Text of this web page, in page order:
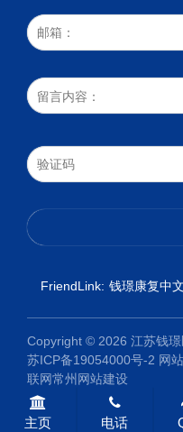
FriendLink: 钱璟康复中
Copyright © 2026 江苏钱
苏ICP备19054000号-2 网
联网常州网站建设
主页 电话